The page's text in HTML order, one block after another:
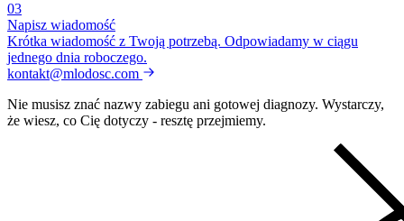
03
Napisz wiadomość
Krótka wiadomość z Twoją potrzebą. Odpowiadamy w ciągu
jednego dnia roboczego.
kontakt@mlodosc.com
Nie musisz znać nazwy zabiegu ani gotowej diagnozy. Wystarczy,
że wiesz, co Cię dotyczy - resztę przejmiemy.